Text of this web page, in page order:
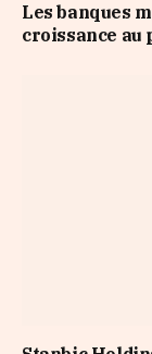
Les banques
croissance au